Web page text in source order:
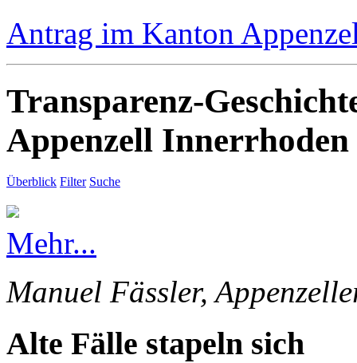
Antrag im Kanton
Transparenz-
Appenzell Innerrhoden
Überblick Filter Suche
Mehr...
Manuel Fässler,
Alte Fälle stapeln sich